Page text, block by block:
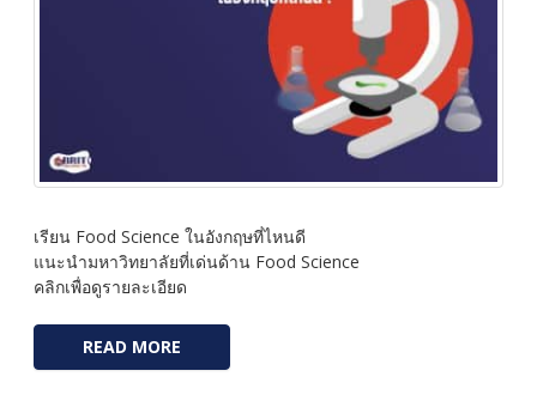
เรียน Food Science ในอังกฤษที่ไหนดี
แนะนำมหาวิทยาลัยที่เด่นด้าน Food Science
คลิกเพื่อดูรายละเอียด
READ MORE